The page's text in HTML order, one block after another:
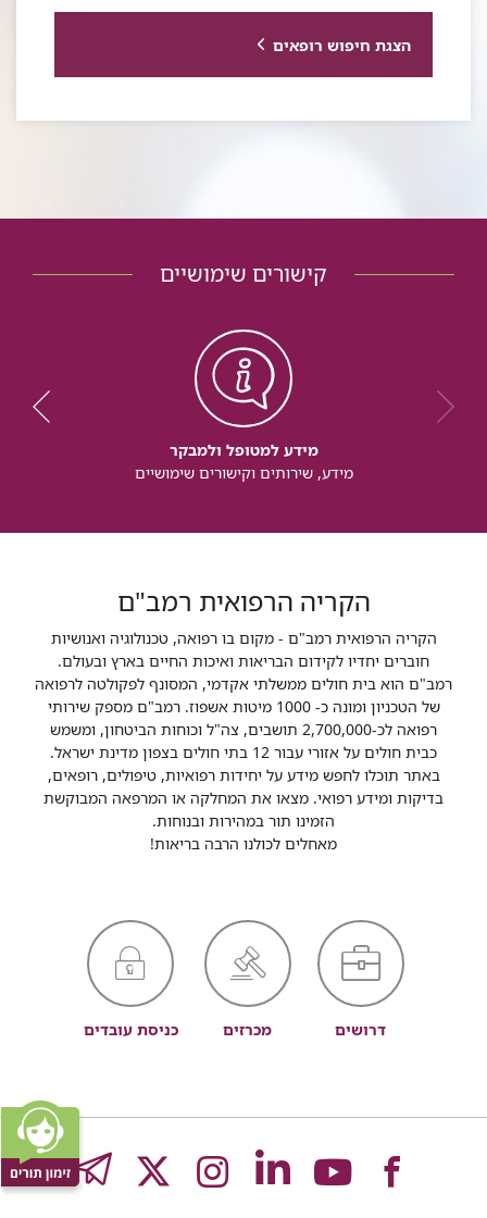
הצגת חיפוש רופאים
קישורים שימושיים
מידע למטופל ולמבקר
מידע, שירותים וקישורים שימושיים
הקריה הרפואית רמב"ם
הקריה הרפואית רמב"ם - מקום בו רפואה, טכנולוגיה ואנושיות
חוברים יחדיו לקידום הבריאות ואיכות החיים בארץ ובעולם.
רמב"ם הוא בית חולים ממשלתי אקדמי, המסונף לפקולטה לרפואה
של הטכניון ומונה כ- 1000 מיטות אשפוז. רמב"ם מספק שירותי
רפואה לכ-2,700,000 תושבים, צה"ל וכוחות הביטחון, ומשמש
כבית חולים על אזורי עבור 12 בתי חולים בצפון מדינת ישראל.
באתר תוכלו לחפש מידע על יחידות רפואיות, טיפולים, רופאים,
בדיקות ומידע רפואי. מצאו את המחלקה או המרפאה המבוקשת
הזמינו תור במהירות ובנוחות.
מאחלים לכולנו הרבה בריאות!
דרושים מכרזים כניסת עובדים
לעמוד
לעמוד
לעמוד
לעמוד
לעמוד